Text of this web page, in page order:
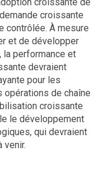
croissante
contrôlée. À mesure
et de développer
performance et
devraient
pour les
de chaîne
croissante
le développement
qui devraient
venir.